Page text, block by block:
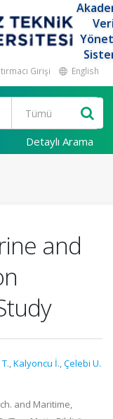
Girişi English
Detaylı Arama
and
,Kalyoncu İ.,Çelebi U.
and Maritime,